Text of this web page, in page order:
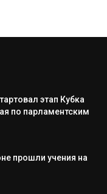
этап Кубка
по парламентским
прошли учения на